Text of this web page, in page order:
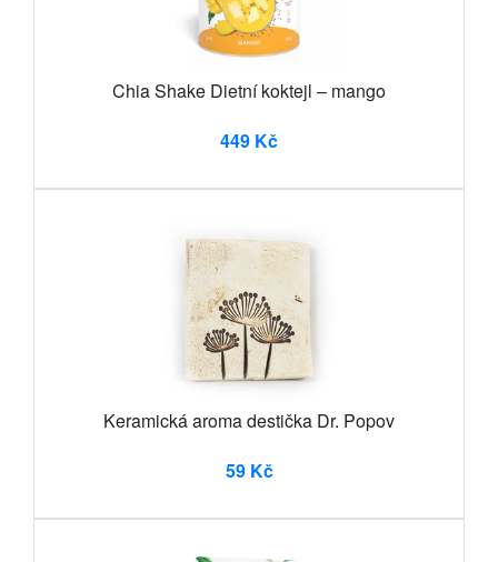
Chia Shake Dietní koktejl – mango
449 Kč
Keramická aroma destička Dr. Popov
59 Kč